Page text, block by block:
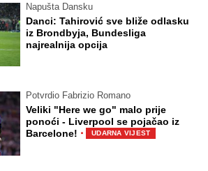
Napušta Dansku
Danci: Tahirović sve bliže odlasku
iz Brondbyja, Bundesliga
najrealnija opcija
Potvrdio Fabrizio Romano
Veliki "Here we go" malo prije
ponoći - Liverpool se pojačao iz
Barcelone! · UDARNA VIJEST